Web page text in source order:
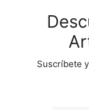
Suscríbete